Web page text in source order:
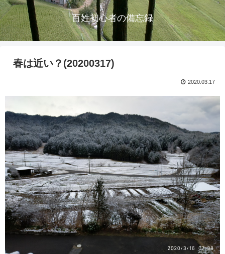
百姓初心者の備忘録
春は近い？(20200317)
2020.03.17